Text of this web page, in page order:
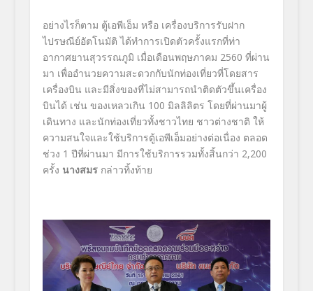
อย่างไรก็ตาม ตู้เอพีเอ็ม หรือ เครื่องบริการรับฝาก
ไปรษณีย์อัตโนมัติ ได้ทำการเปิดตัวครั้งแรกที่ท่า
อากาศยานสุวรรณภูมิ เมื่อเดือนพฤษภาคม 2560 ที่ผ่าน
มา เพื่ออำนวยความสะดวกกับนักท่องเที่ยวที่โดยสาร
เครื่องบิน และมีสิ่งของที่ไม่สามารถนำติดตัวขึ้นเครื่อง
บินได้ เช่น ของเหลวเกิน 100 มิลลิลิตร โดยที่ผ่านมาผู้
เดินทาง และนักท่องเที่ยวทั้งชาวไทย ชาวต่างชาติ ให้
ความสนใจและใช้บริการตู้เอพีเอ็มอย่างต่อเนื่อง ตลอด
ช่วง 1 ปีที่ผ่านมา มีการใช้บริการรวมทั้งสิ้นกว่า 2,200
ครั้ง นางสมรกล่าวทิ้งท้าย